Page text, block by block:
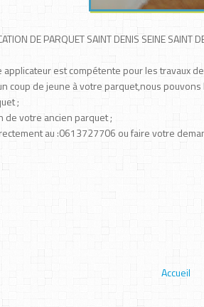
DE PARQUET SAINT DENIS SEINE SAINT
applicateur est compétente pour les travaux
coup de jeune à votre parquet,nous
;
de votre ancien parquet ;
au :0613727706 ou faire votre
Accueil